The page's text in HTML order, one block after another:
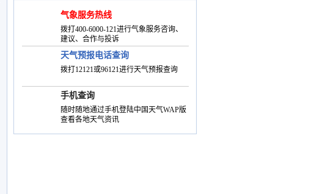
气象服务热线
拨打400-6000-121进行气象服务咨询、
建议、合作与投诉
天气预报电话查询
拨打12121或96121进行天气预报查询
手机查询
随时随地通过手机登陆中国天气WAP版
查看各地天气资讯